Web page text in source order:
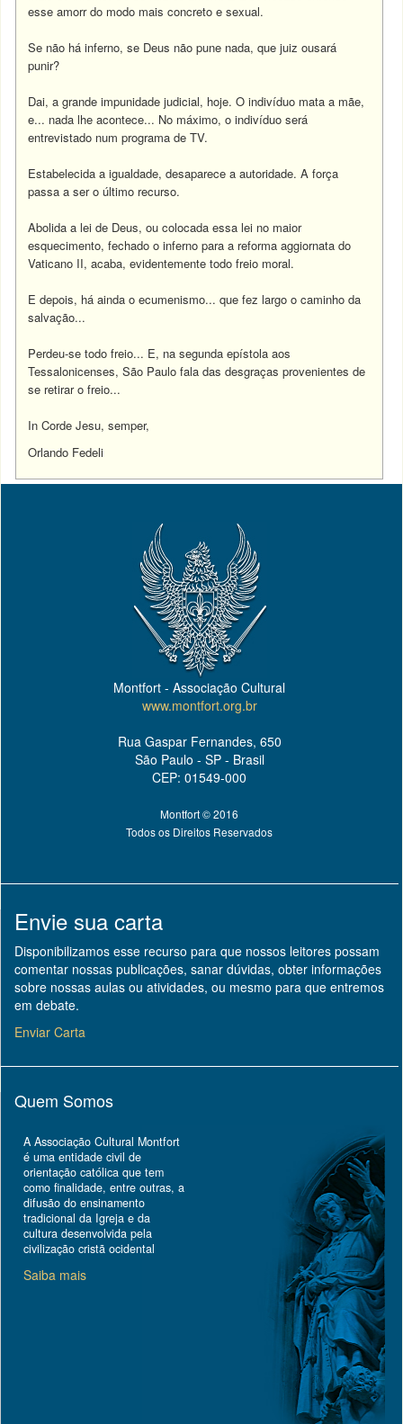
esse amorr do modo mais concreto e sexual.
Se não há inferno, se Deus não pune nada, que juiz ousará
punir?
Dai, a grande impunidade judicial, hoje. O indivíduo mata a mãe,
e... nada lhe acontece... No máximo, o indivíduo será
entrevistado num programa de TV.
Estabelecida a igualdade, desaparece a autoridade. A força
passa a ser o último recurso.
Abolida a lei de Deus, ou colocada essa lei no maior
esquecimento, fechado o inferno para a reforma aggiornata do
Vaticano II, acaba, evidentemente todo freio moral.
E depois, há ainda o ecumenismo... que fez largo o caminho da
salvação...
Perdeu-se todo freio... E, na segunda epístola aos
Tessalonicenses, São Paulo fala das desgraças provenientes de
se retirar o freio...
In Corde Jesu, semper,
Orlando Fedeli
Montfort - Associação Cultural
www.montfort.org.br
Rua Gaspar Fernandes, 650
São Paulo - SP - Brasil
CEP: 01549-000
Montfort © 2016
Todos os Direitos Reservados
Envie sua carta
Disponibilizamos esse recurso para que nossos leitores possam
comentar nossas publicações, sanar dúvidas, obter informações
sobre nossas aulas ou atividades, ou mesmo para que entremos
em debate.
Enviar Carta
Quem Somos
A Associação Cultural Montfort
é uma entidade civil de
orientação católica que tem
como finalidade, entre outras, a
difusão do ensinamento
tradicional da Igreja e da
cultura desenvolvida pela
civilização cristã ocidental
Saiba mais